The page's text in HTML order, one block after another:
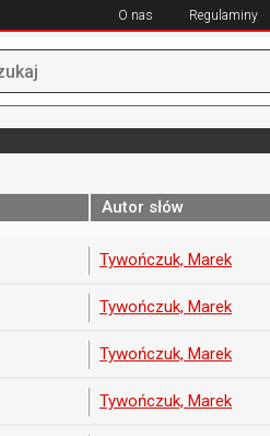
O nas Regulaminy
Autor słów
Tywończuk, Marek
Tywończuk, Marek
Tywończuk, Marek
Tywończuk, Marek